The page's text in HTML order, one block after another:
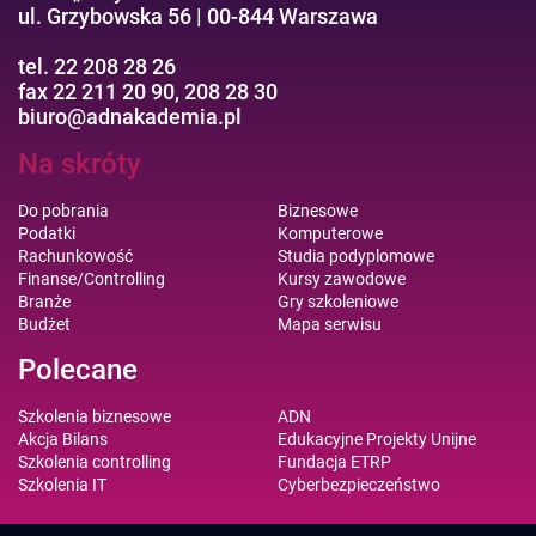
ul. Grzybowska 56 | 00-844 Warszawa
tel. 22 208 28 26
fax 22 211 20 90, 208 28 30
biuro@adnakademia.pl
Na skróty
Do pobrania
Podatki
Rachunkowość
Finanse/Controlling
Branże
Budżet
Biznesowe
Komputerowe
Studia podyplomowe
Kursy zawodowe
Gry szkoleniowe
Mapa serwisu
Polecane
Szkolenia biznesowe
Akcja Bilans
Szkolenia controlling
Szkolenia IT
ADN
Edukacyjne Projekty Unijne
Fundacja ETRP
Cyberbezpieczeństwo